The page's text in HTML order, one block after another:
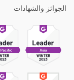
الجوائز والشهادات